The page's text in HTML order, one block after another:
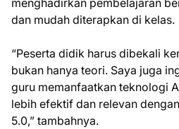
menghadirkan pembelajaran
dan mudah diterapkan di kelas.
“Peserta didik harus dibekali
bukan hanya teori. Saya juga
guru memanfaatkan teknologi
lebih efektif dan relevan
5.0,” tambahnya.